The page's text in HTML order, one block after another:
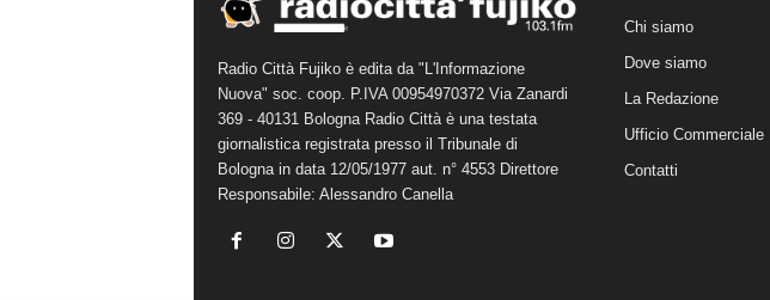
Radio Città Fujiko è edita da "L'Informazione
Nuova" soc. coop. P.IVA 00954970372 Via Zanardi
369 - 40131 Bologna Radio Città è una testata
giornalistica registrata presso il Tribunale di
Bologna in data 12/05/1977 aut. n° 4553 Direttore
Responsabile: Alessandro Canella
Chi siamo
Dove siamo
La Redazione
Ufficio Commerciale
Contatti